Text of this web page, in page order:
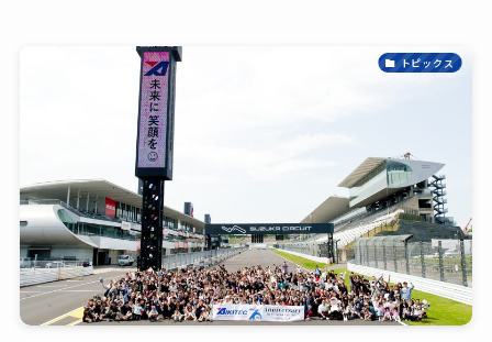
トピックス